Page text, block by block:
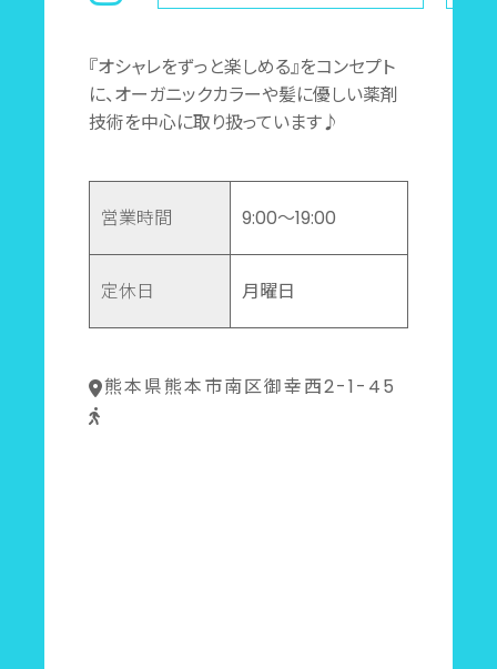
『オシャレをずっと楽しめる』をコンセプト
に、オーガニックカラーや髪に優しい薬剤
技術を中心に取り扱っています♪
営業時間 9:00～19:00
定休日 月曜日
熊本県熊本市南区御幸西2-1-45